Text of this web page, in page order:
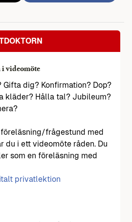
videomöte
Gifta dig? Konfirmation? Dop?
kläder? Hålla tal? Jubileum?
frågestund med
du i ett videomöte råden. Du
som en föreläsning med
privatlektion